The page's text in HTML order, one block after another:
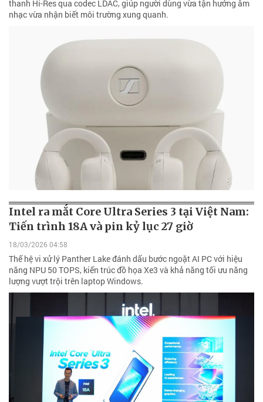
thanh Hi-Res qua codec LDAC, giúp người dùng vừa tận hưởng âm
nhạc vừa nhận biết môi trường xung quanh.
Intel ra mắt Core Ultra Series 3 tại Việt Nam:
Tiến trình 18A và pin kỷ lục 27 giờ
18/03/2026 04:58
Thế hệ vi xử lý Panther Lake đánh dấu bước ngoặt AI PC với hiệu
năng NPU 50 TOPS, kiến trúc đồ họa Xe3 và khả năng tối ưu năng
lượng vượt trội trên laptop Windows.